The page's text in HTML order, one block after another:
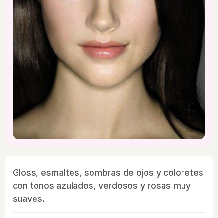
Gloss, esmaltes, sombras de ojos y coloretes
con tonos azulados, verdosos y rosas muy
suaves.